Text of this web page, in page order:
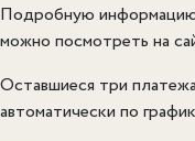
Подробную
можно посмотреть на
Оставшиеся три
автоматически по